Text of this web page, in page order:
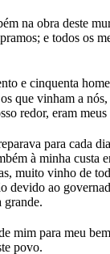
na obra deste
e todos os
e cinquenta
que vinham a
redor, eram meus
para cada
à minha custa
muito vinho de
devido ao
grande.
mim para meu
povo.